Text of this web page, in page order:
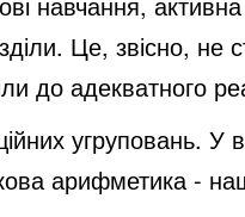
d
e
Це,
до адекватного
арифметика -